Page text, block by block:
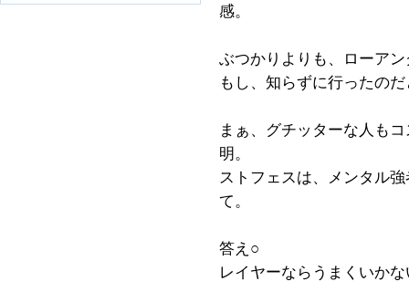
感。
ぶつかりよりも、ローア
もし、知らずに行ったの
まぁ、グチッターな人も
明。
ストフェスは、メンタル
て。
答え○
レイヤーならうまくいか